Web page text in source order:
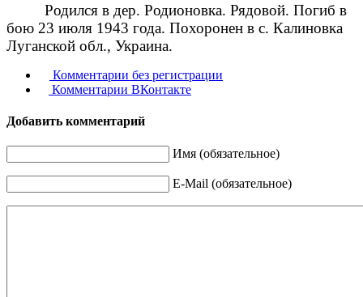
Родился в дер. Родионовка. Рядовой. Погиб в
бою 23 июля 1943 года. Похоронен в с. Калиновка
Луганской обл., Украина.
Комментарии без регистрации
Комментарии ВКонтакте
Добавить комментарий
Имя (обязательное)
E-Mail (обязательное)